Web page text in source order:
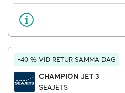
-40 % VID RETUR SAMMA DAG
CHAMPION JET 3
SEAJETS